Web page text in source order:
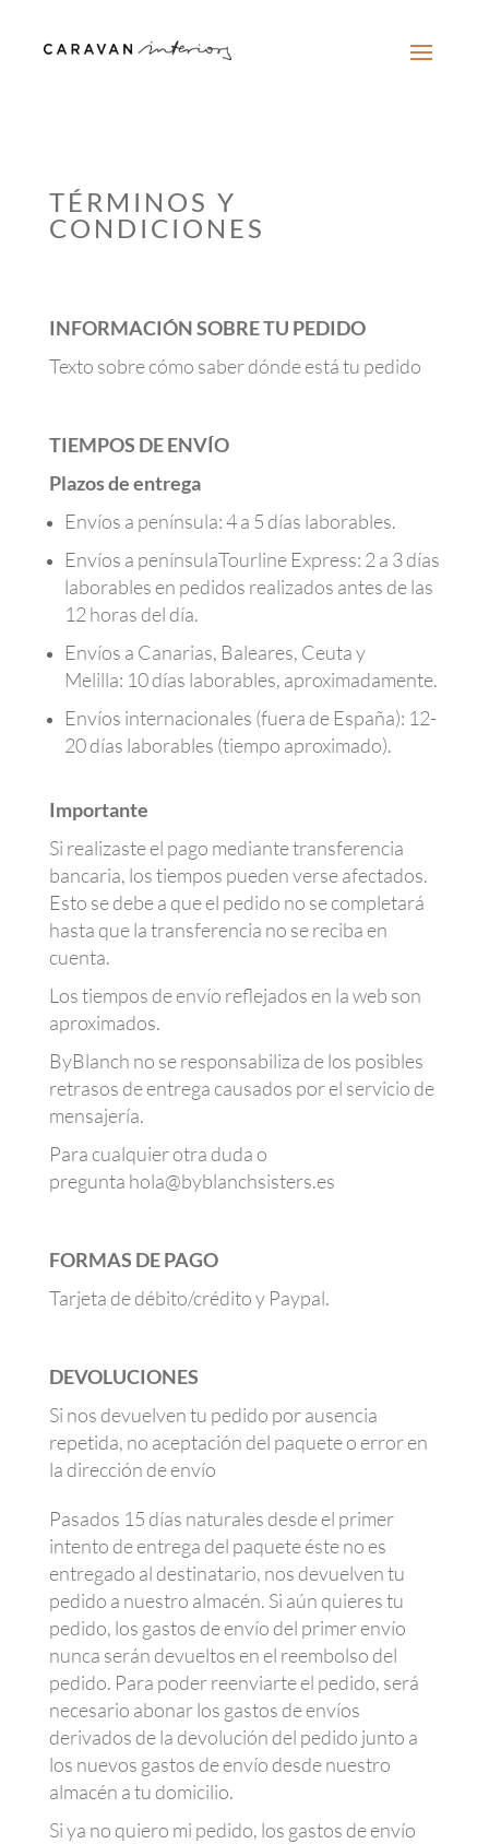
TÉRMINOS Y
CONDICIONES
INFORMACIÓN SOBRE TU PEDIDO
Texto sobre cómo saber dónde está tu pedido
TIEMPOS DE ENVÍO
Plazos de entrega
Envíos a península: 4 a 5 días laborables.
Envíos a penínsulaTourline Express: 2 a 3 días
laborables en pedidos realizados antes de las
12 horas del día.
Envíos a Canarias, Baleares, Ceuta y
Melilla: 10 días laborables, aproximadamente.
Envíos internacionales (fuera de España): 12-
20 días laborables (tiempo aproximado).
Importante
Si realizaste el pago mediante transferencia
bancaria, los tiempos pueden verse afectados.
Esto se debe a que el pedido no se completará
hasta que la transferencia no se reciba en
cuenta.
Los tiempos de envío reflejados en la web son
aproximados.
ByBlanch no se responsabiliza de los posibles
retrasos de entrega causados por el servicio de
mensajería.
Para cualquier otra duda o
pregunta hola@byblanchsisters.es
FORMAS DE PAGO
Tarjeta de débito/crédito y Paypal.
DEVOLUCIONES
Si nos devuelven tu pedido por ausencia
repetida, no aceptación del paquete o error en
la dirección de envío
Pasados 15 días naturales desde el primer
intento de entrega del paquete éste no es
entregado al destinatario, nos devuelven tu
pedido a nuestro almacén. Si aún quieres tu
pedido, los gastos de envío del primer envío
nunca serán devueltos en el reembolso del
pedido. Para poder reenviarte el pedido, será
necesario abonar los gastos de envíos
derivados de la devolución del pedido junto a
los nuevos gastos de envío desde nuestro
almacén a tu domicilio.
Si ya no quiero mi pedido, los gastos de envío